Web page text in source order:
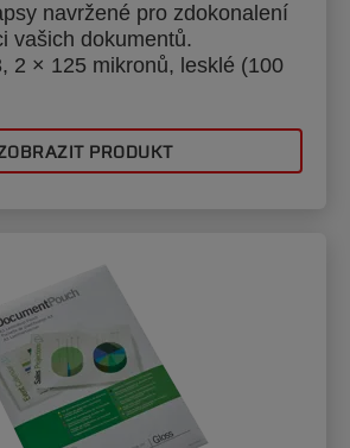
navržené pro zdokonalení
vašich dokumentů.
2 × 125 mikronů, lesklé (100
PRODUKT